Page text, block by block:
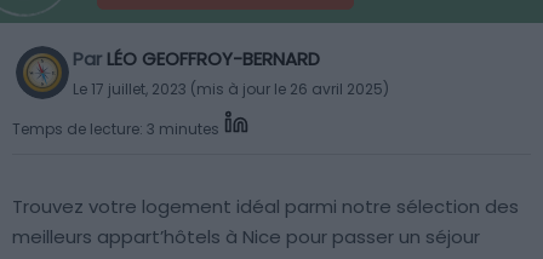
Par LÉO GEOFFROY-BERNARD
Le 17 juillet, 2023 (mis à jour le 26 avril 2025)
Temps de lecture: 3 minutes
Trouvez votre logement idéal parmi notre sélection des
meilleurs appart’hôtels à Nice pour passer un séjour